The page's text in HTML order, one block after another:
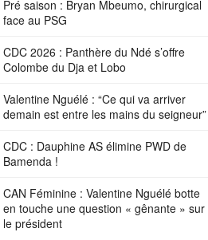
Pré saison : Bryan Mbeumo, chirurgical
face au PSG
CDC 2026 : Panthère du Ndé s’offre
Colombe du Dja et Lobo
Valentine Nguélé : “Ce qui va arriver
demain est entre les mains du seigneur”
CDC : Dauphine AS élimine PWD de
Bamenda !
CAN Féminine : Valentine Nguélé botte
en touche une question « gênante » sur
le président